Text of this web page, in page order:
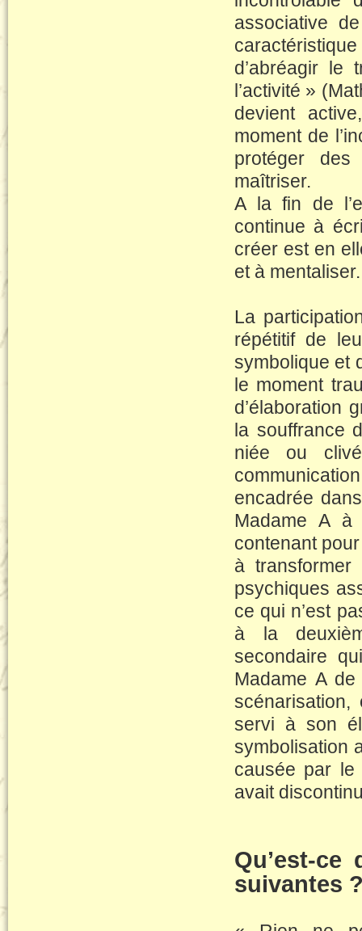
associative
d’abréagir le
l’activité »
devient
moment de
protéger
maîtriser.
A la fin de
continue à
créer est en
et à mentaliser.
La
répétitif de
symbolique et
le moment
d’élaboration
la souffrance
niée ou
encadrée
Madame A
contenant
à
psychiques
ce qui n’est
à la
secondaire
Madame A
scénarisation,
servi à son
symbolisation
causée par
avait
Qu’est-
suivantes